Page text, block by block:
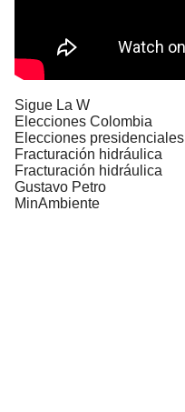
Sigue La W
Elecciones Colombia
Elecciones presidenciales
Fracturación hidráulica
Fracturación hidráulica
Gustavo Petro
MinAmbiente